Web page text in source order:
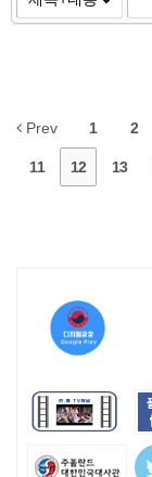
Prev 1 2
11 12 13